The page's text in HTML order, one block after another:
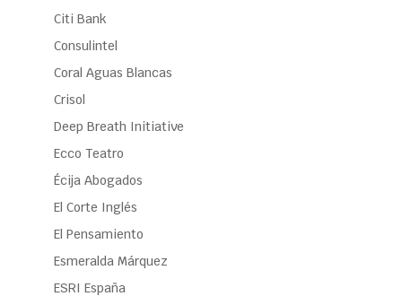
Citi Bank
Consulintel
Coral Aguas Blancas
Crisol
Deep Breath Initiative
Ecco Teatro
Écija Abogados
El Corte Inglés
El Pensamiento
Esmeralda Márquez
ESRI España